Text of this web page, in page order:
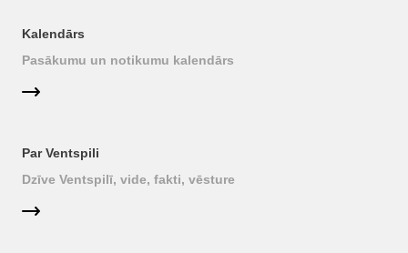
Kalendārs
Pasākumu un notikumu kalendārs
Par Ventspili
Dzīve Ventspilī, vide, fakti, vēsture